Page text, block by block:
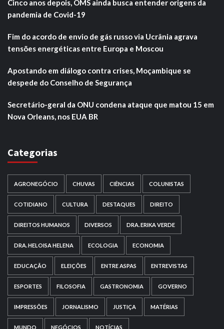
Cinco anos depois, OMS ainda busca entender origens da
pandemia de Covid-19
Fim do acordo de envio de gás russo via Ucrânia agrava
tensões energéticas entre Europa e Moscou
Apostando em diálogo contra crises, Moçambique se
despede do Conselho de Segurança
Secretário-geral da ONU condena ataque que matou 15 em
Nova Orleans, nos EUA BR
Categorias
AGRONEGÓCIO CHUVAS CIÊNCIAS COLUNISTAS
COTIDIANO CULTURA DESTAQUES DIREITO
DIREITOS HUMANOS DIVERSOS DRA. ERIKA VERDE
DRA. HELOISA HELENA ECOLOGIA ECONOMIA
EDUCAÇÃO ELEIÇÕES ENTRE ASPAS ENTREVISTAS
ESPORTES FILOSOFIA GASTRONOMIA GOVERNO
IMPRESSÕES JORNALISMO JUSTIÇA MATÉRIAS
MUNDO NEGÓCIOS NOTÍCIAS